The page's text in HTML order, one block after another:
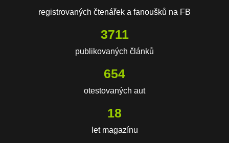
registrovaných čtenářek a fanoušků na FB
3711
publikovaných článků
654
otestovaných aut
18
let magazínu